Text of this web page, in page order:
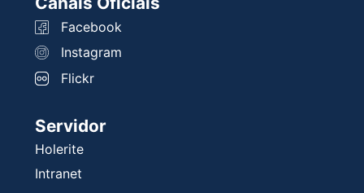
Facebook
Instagram
Flickr
Servidor
Holerite
Intranet